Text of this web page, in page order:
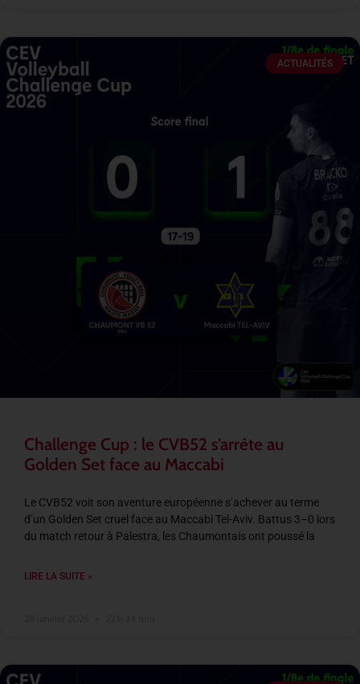
ACTUALITÉS
Challenge Cup : le CVB52 s’arrête au
Golden Set face au Maccabi
Le CVB52 voit son aventure européenne s’achever au terme
d’un Golden Set cruel face au Maccabi Tel-Aviv. Battus 3–0 lors
du match retour à Palestra, les Chaumontais ont poussé la
LIRE LA SUITE »